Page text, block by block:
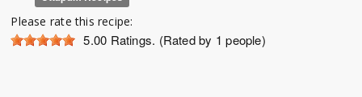
Please rate this recipe:
5.00 Ratings. (Rated by 1 people)